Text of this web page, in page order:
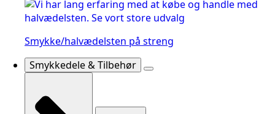
Smykke/halvædelsten på streng
Smykkedele & Tilbehør